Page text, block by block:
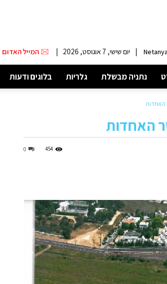
Netanya
| יום שישי, 7 אוגוסט, 2026 | המייל האדום
נתניה מבשלת גלריות בלוגים ודעות
האחדות
האחדות
0 454